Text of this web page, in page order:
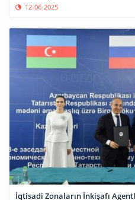
12-06-2025
İqtisadi Zonaların İnkişafı